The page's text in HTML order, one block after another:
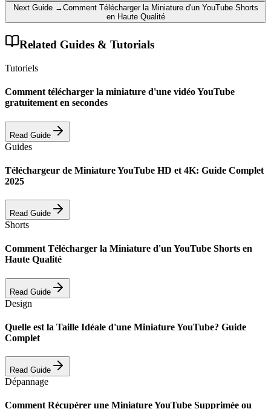
Next Guide →Comment Télécharger la Miniature d'un YouTube Shorts
en Haute Qualité
Related Guides & Tutorials
Tutoriels
Comment télécharger la miniature d'une vidéo YouTube
gratuitement en secondes
Read Guide
Guides
Téléchargeur de Miniature YouTube HD et 4K: Guide Complet
2025
Read Guide
Shorts
Comment Télécharger la Miniature d'un YouTube Shorts en
Haute Qualité
Read Guide
Design
Quelle est la Taille Idéale d'une Miniature YouTube? Guide
Complet
Read Guide
Dépannage
Comment Récupérer une Miniature YouTube Supprimée ou